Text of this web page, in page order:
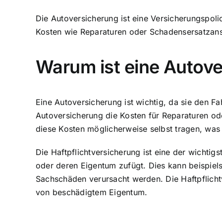
Die Autoversicherung ist eine
Kosten wie Reparaturen oder
Warum ist eine
Eine Autoversicherung ist wichtig, da sie den
Autoversicherung die Kosten für Reparaturen
diese Kosten möglicherweise selbst tragen,
Die Haftpflichtversicherung ist eine der
oder deren Eigentum zufügt. Dies kann
Sachschäden verursacht werden. Die
von beschädigtem Eigentum.